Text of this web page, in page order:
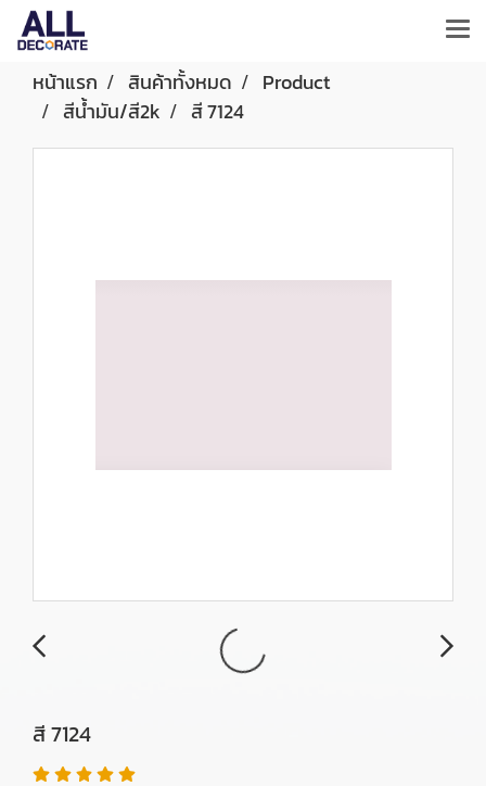
หน้าแรก สินค้าทั้งหมด
Product
สีน้ำมัน/สี2k
สี 7124
สี 7124